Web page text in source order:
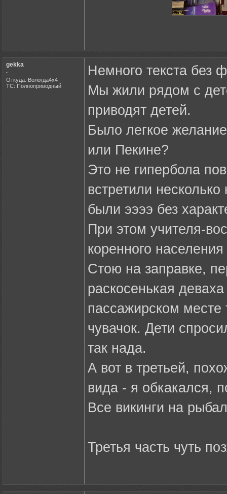
gekka
.
Откуда: Вологда4х4
ТС: Полноприводный
Немного текста без
Мы жили рядом с
приводят детей.
Было легкое
или Пекине?
Это не гипербола
встретили
были ээээ без
При этом учителя-
коренного
Стою на заправке,
раскосенькая
пассажирском месте
чувачок. Дети
так нада.
А вот в третьей,
вида - я обкакался,
Все викинги на
Третья часть чуть